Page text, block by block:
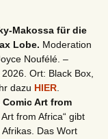
Makossa für die
Lobe. Moderation
Noufélé. –
Ort: Black Box,
dazu HIER
Comic Art from
from Africa“ gibt
Das Wort